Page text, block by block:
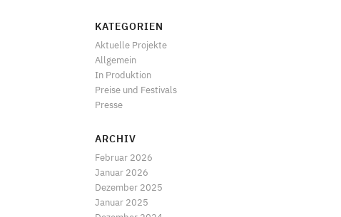
KATEGORIEN
Aktuelle Projekte
Allgemein
In Produktion
Preise und Festivals
Presse
ARCHIV
Februar 2026
Januar 2026
Dezember 2025
Januar 2025